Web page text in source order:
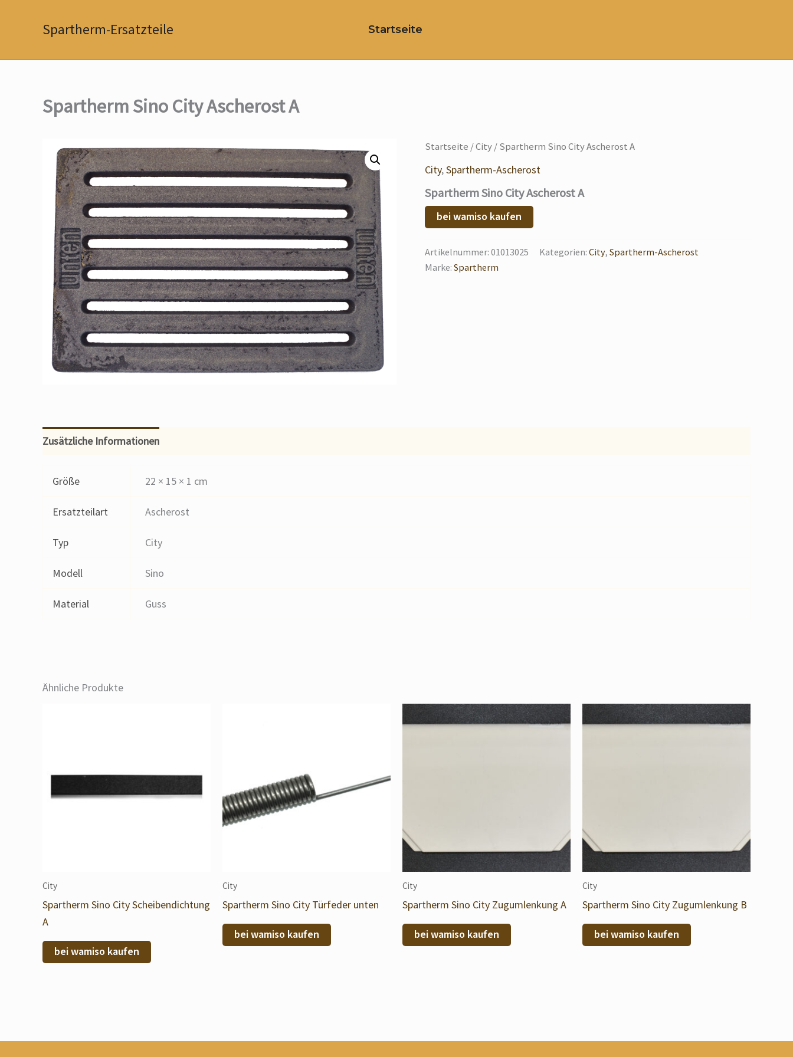
Spartherm-Ersatzteile Startseite
Spartherm Sino City Ascherost A
Startseite /City/ Spartherm Sino City Ascherost A
City,Spartherm-Ascherost
Spartherm Sino City Ascherost A
bei wamiso kaufen
Artikelnummer: 01013025 Kategorien: City, Spartherm-Ascherost
Marke: Spartherm
Zusätzliche Informationen
Größe 22 × 15 × 1 cm
Ersatzteilart Ascherost
Typ City
Modell Sino
Material Guss
Ähnliche Produkte
City
Spartherm Sino City Scheibendichtung
A
bei wamiso kaufen
City
Spartherm Sino City Türfeder unten
bei wamiso kaufen
City
Spartherm Sino City Zugumlenkung A
bei wamiso kaufen
City
Spartherm Sino City Zugumlenkung B
bei wamiso kaufen